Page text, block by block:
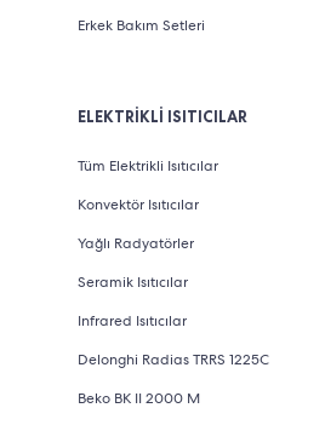
Erkek Bakım Setleri
ELEKTRİKLİ ISITICILAR
Tüm Elektrikli Isıtıcılar
Konvektör Isıtıcılar
Yağlı Radyatörler
Seramik Isıtıcılar
Infrared Isıtıcılar
Delonghi Radias TRRS 1225C
Beko BK II 2000 M